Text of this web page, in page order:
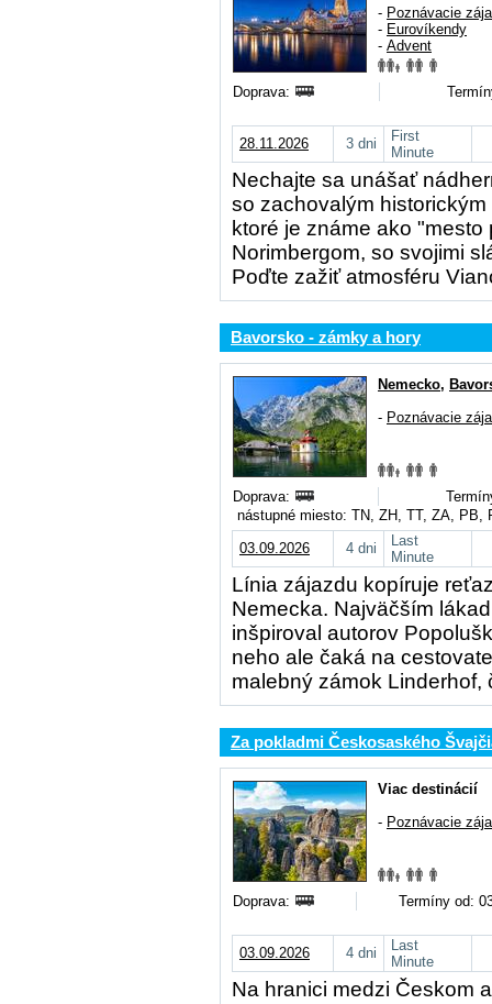
- Poznávacie
- Eurovíkendy
- Advent
Doprava:
28.11.2026 3 dni
First
Minute
Nechajte sa unášať
so zachovalým
ktoré je známe ako
Norimbergom, so svojimi
Poďte zažiť atmosféru
Bavorsko - zámky a hory
Nemecko,
- Poznávacie
Doprava:
nástupné miesto: TN, ZH, TT, ZA,
03.09.2026
4 dni
Last
Minute
Línia zájazdu kopíruje
Nemecka. Najväčším
inšpiroval autorov
neho ale čaká na
malebný zámok Linderhof,
Za pokladmi Českosaského
Viac destinácií
- Poznávacie
Doprava: Termíny od:
03.09.2026 4 dni
Last
Minute
Na hranici medzi Českom